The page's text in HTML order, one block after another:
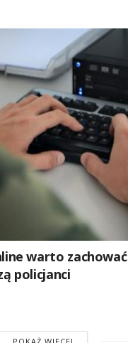
warto zachować
policjanci